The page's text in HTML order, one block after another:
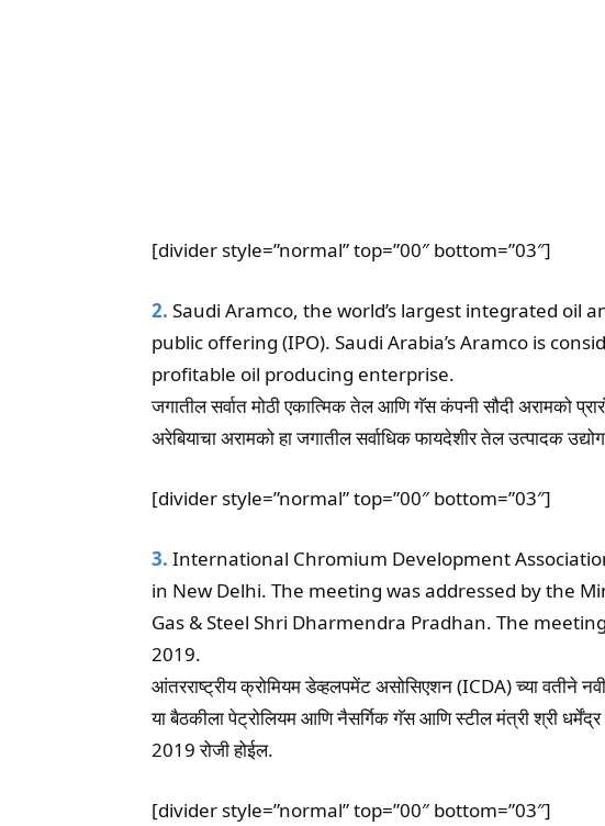
[divider style=”normal” top=”00″ bottom=”03″]
2. Saudi Aramco, the world’s largest integrated oil
public offering (IPO). Saudi Arabia’s Aramco is
profitable oil producing enterprise.
जगातील सर्वात मोठी एकात्मिक तेल आणि गॅस कंपनी सौदी अरामको
अरेबियाचा अरामको हा जगातील सर्वाधिक फायदेशीर तेल उत्पादक
[divider style=”normal” top=”00″ bottom=”03″]
3. International Chromium Development
in New Delhi. The meeting was addressed by the
Gas & Steel Shri Dharmendra Pradhan. The
2019.
आंतरराष्ट्रीय क्रोमियम डेव्हलपमेंट असोसिएशन (ICDA) च्या वतीने
या बैठकीला पेट्रोलियम आणि नैसर्गिक गॅस आणि स्टील मंत्री श्री
2019 रोजी होईल.
[divider style=”normal” top=”00″ bottom=”03″]